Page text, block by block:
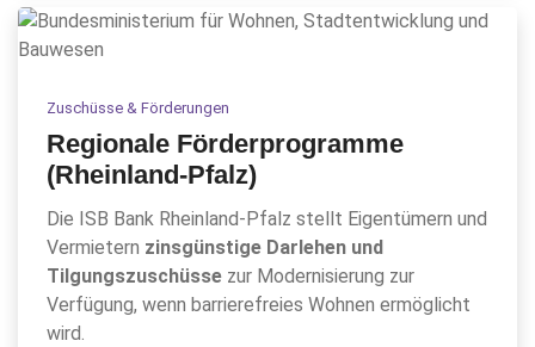
Zuschüsse & Förderungen
Regionale Förderprogramme
(Rheinland-Pfalz)
Die ISB Bank Rheinland-Pfalz stellt Eigentümern und
Vermietern zinsgünstige Darlehen und
Tilgungszuschüsse zur Modernisierung zur
Verfügung, wenn barrierefreies Wohnen ermöglicht
wird.